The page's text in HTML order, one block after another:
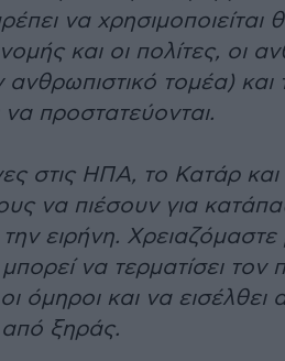
να
και οι πολίτες, οι
τομέα) και
προστατεύονται.
στις ΗΠΑ, το Κατάρ και
να πιέσουν για
ειρήνη.
να τερματίσει τον
όμηροι και να εισέλθει
ξηράς.